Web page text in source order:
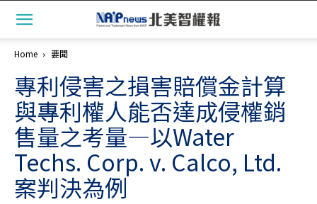
Home 要聞
專利侵害之損害賠償金計算
與專利權人能否達成侵權銷
售量之考量—以Water
Techs. Corp. v. Calco, Ltd.
案判決為例